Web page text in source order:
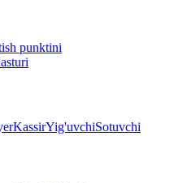
punktini
KassirYig'uvchiSotuvchi